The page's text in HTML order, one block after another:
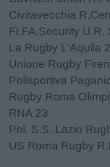
Civitavecchia
FI.FA.Security
La Rugby L'Aquila
Unione Rugby
Polisportiva
Rugby Roma
RNA 23
Pol. S.S. Lazio
US Roma Rugby